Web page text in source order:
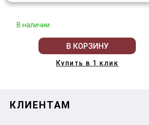
В наличии
В КОРЗИНУ
Купить в 1 клик
КЛИЕНТАМ